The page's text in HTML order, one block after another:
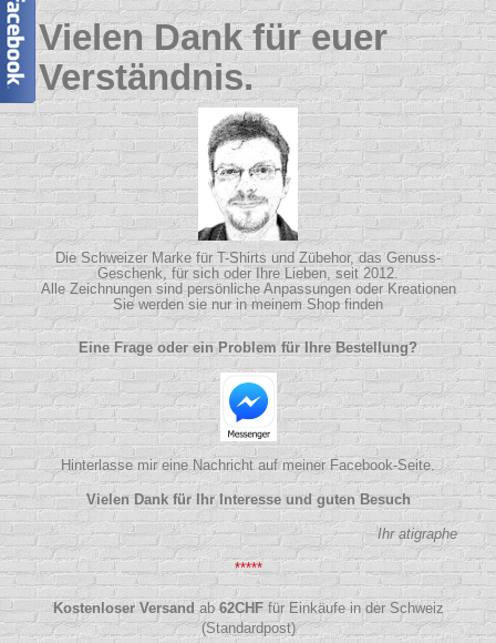
Vielen Dank für euer
Verständnis.
Die Schweizer Marke für T-Shirts und Zübehor, das Genuss-
Geschenk, für sich oder Ihre Lieben, seit 2012.
Alle Zeichnungen sind persönliche Anpassungen oder Kreationen
Sie werden sie nur in meinem Shop finden
Eine Frage oder ein Problem für Ihre Bestellung?
Hinterlasse mir eine Nachricht auf meiner Facebook-Seite.
Vielen Dank für Ihr Interesse und guten Besuch
Ihr atigraphe
*****
Kostenloser Versandab62CHFfür Einkäufe in der Schweiz
(Standardpost)